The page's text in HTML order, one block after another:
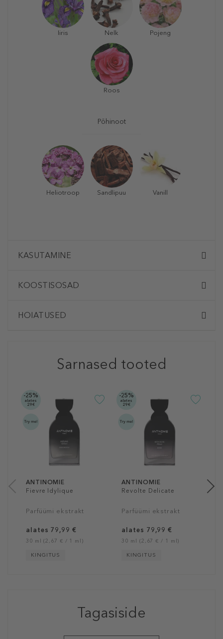
Iiris Nelk Pojeng
Roos
Põhinoot
Heliotroop Sandlipuu Vanill
KASUTAMINE
KOOSTISOSAD
HOIATUSED
Sarnased tooted
-25%
alates
29€
ANTINOMIE
Fievre Idylique
Parfüümi ekstrakt
alates 79,99 €
30 ml (2,67 € / 1 ml)
KINGITUS
-25%
alates
29€
ANTINOMIE
Revolte Delicate
Parfüümi ekstrakt
alates 79,99 €
30 ml (2,67 € / 1 ml)
KINGITUS
Tagasiside